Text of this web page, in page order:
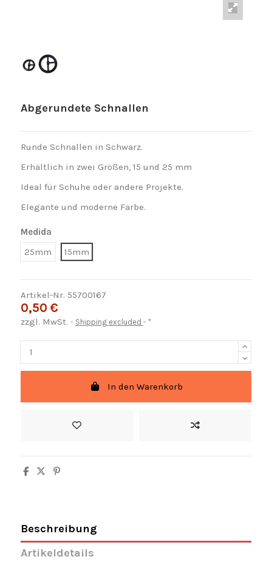
Abgerundete Schnallen
Runde Schnallen in Schwarz.
Erhältlich in zwei Größen, 15 und 25 mm
Ideal für Schuhe oder andere Projekte.
Elegante und moderne Farbe.
Medida
25mm
15mm
Artikel-Nr. 55700167
0,50 €
zzgl. MwSt. Shipping excluded *
In den Warenkorb
Beschreibung
Artikeldetails